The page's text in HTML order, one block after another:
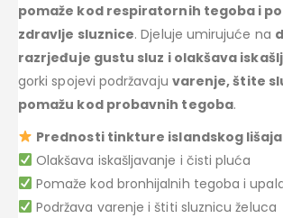
pomaže kod respiratornih tegoba i
zdravlje sluznice. Djeluje umirujuće na
razrjeđuje gustu sluz i olakšava
gorki spojevi podržavaju varenje, štite
pomažu kod probavnih tegoba.
Prednosti tinkture islandskog lišaja
Olakšava iskašljavanje i čisti pluća
Pomaže kod bronhijalnih tegoba i
Podržava varenje i štiti sluznicu želuca